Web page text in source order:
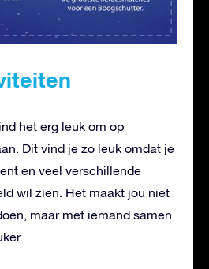
het erg leuk om op
Dit vind je zo leuk omdat je
en veel verschillende
wil zien. Het maakt jou niet
maar met iemand samen